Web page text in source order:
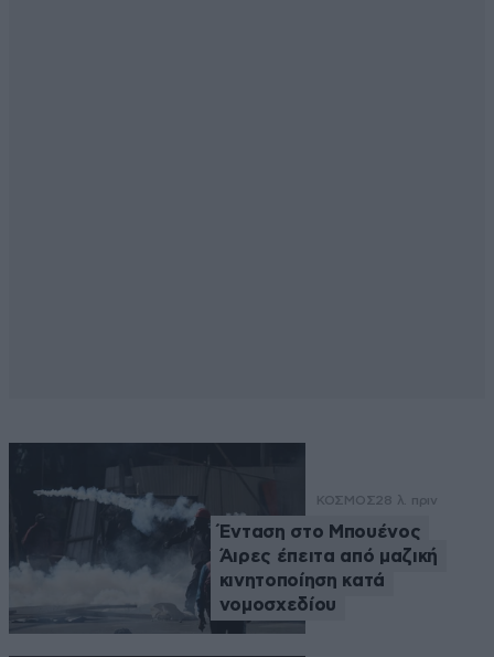
ΚΟΣΜΟΣ28 λ. πριν
Ένταση στο Μπουένος
Άιρες έπειτα από μαζική
κινητοποίηση κατά
νομοσχεδίου